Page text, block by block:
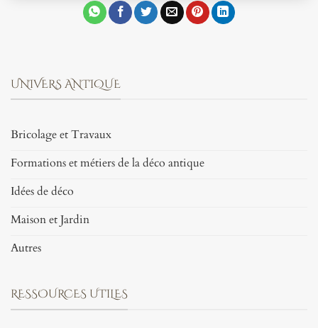
UNIVERS ANTIQUE
Bricolage et Travaux
Formations et métiers de la déco antique
Idées de déco
Maison et Jardin
Autres
RESSOURCES UTILES